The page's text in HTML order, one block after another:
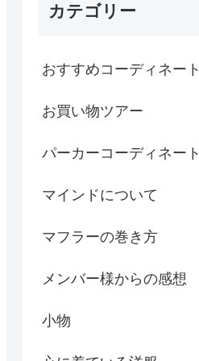
カテゴリー
おすすめコーディネート
お買い物ツアー
パーカーコーディネート
マインドについて
マフラーの巻き方
メンバー様からの感想
小物